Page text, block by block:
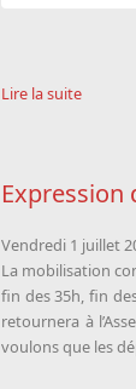
Lire la suite
Expression
Vendredi 1 juillet
La mobilisation
fin des 35h, fin
retournera à
voulons que les